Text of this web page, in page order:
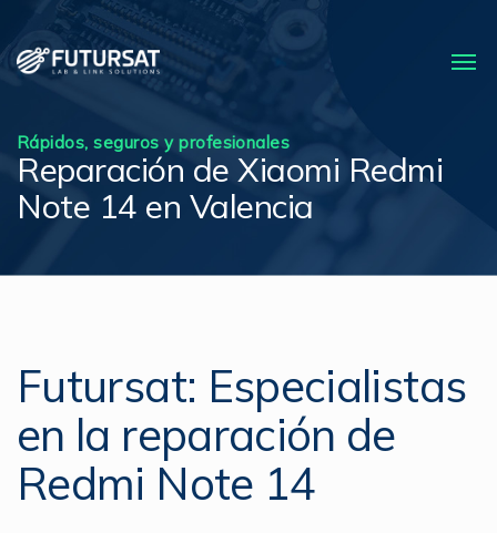
Rápidos, seguros y profesionales
Reparación de Xiaomi Redmi
Note 14 en Valencia
Futursat: Especialistas
en la reparación de
Redmi Note 14